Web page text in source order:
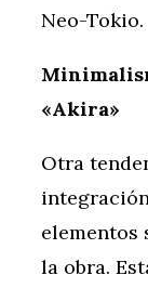
Neo-Tokio.
«Akira»
Otra
elementos
la obra.